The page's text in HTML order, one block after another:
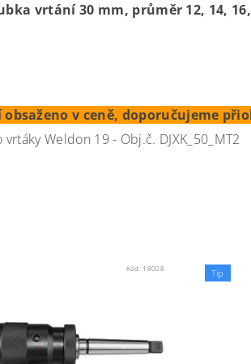
vrtání 30 mm, průměr 12, 14, 16,
v ceně, doporučujeme
Weldon 19 - Obj.č. DJXK_50_MT2
Kód: 18008 Tip